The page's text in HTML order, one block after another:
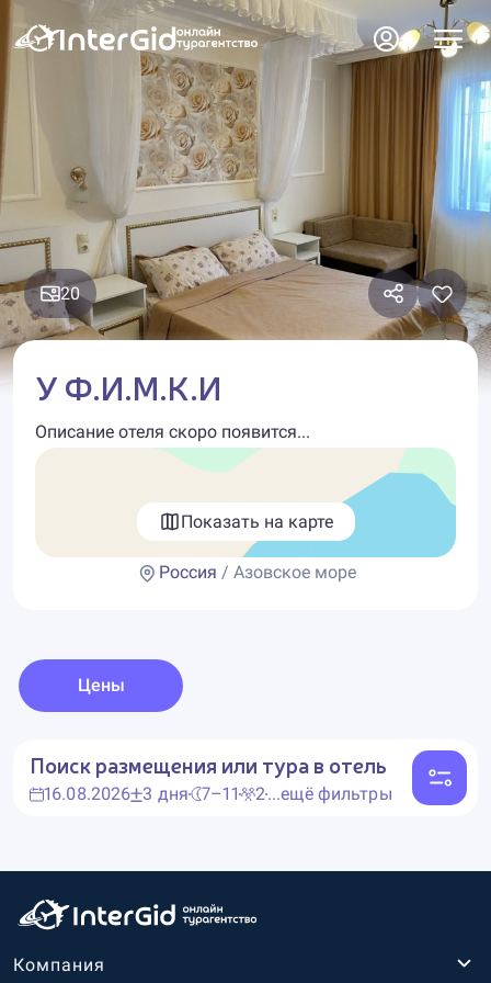
20
У Ф.И.М.К.И
Описание отеля скоро появится...
Показать на карте
Россия / Азовское море
Цены
Поиск размещения или тура в отель
16.08.2026 3 дня 7–11 2...ещё фильтры
Компания